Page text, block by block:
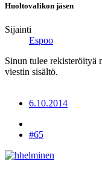
Huoltovalikon jäsen
Sijainti
Espoo
Sinun tulee rekisteröityä
viestin sisältö.
6.10.2014
#65